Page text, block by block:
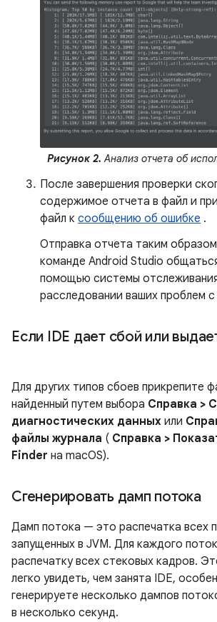
Рисунок 2. Анализ отчета об
После завершения проверки
содержимое отчета в файл и
файл к сообщению об ошибке .
Отправка отчета таким
команде Android Studio
помощью системы
расследовании ваших проблем
Если IDE дает сбой или
Для других типов сбоев прикрепите
найденный путем выбора Справка >
диагностических данных или
файлы журнала ( Справка >
Finder на macOS).
Сгенерировать дамп потока
Дамп потока — это распечатка всех
запущенных в JVM. Для каждого
распечатку всех стековых кадров.
легко увидеть, чем занята IDE,
генерируете несколько дампов
в несколько секунд.